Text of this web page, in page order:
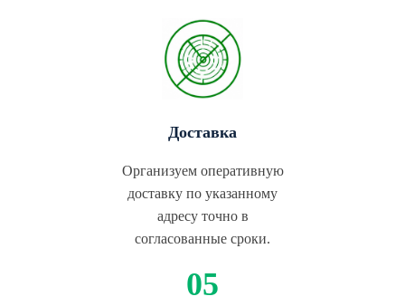
Доставка
Организуем оперативную
доставку по указанному
адресу точно в
согласованные сроки.